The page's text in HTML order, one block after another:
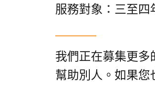
服務對象：三至四
我們正在募集更
幫助別人。如果